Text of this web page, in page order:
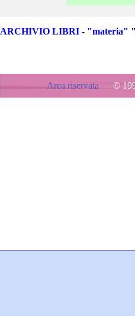
ARCHIVIO LIBRI - "materia"
Area riservata ©